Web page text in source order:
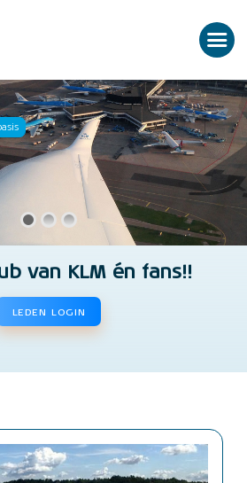
van KLM én fans!!
LEDEN LOGIN